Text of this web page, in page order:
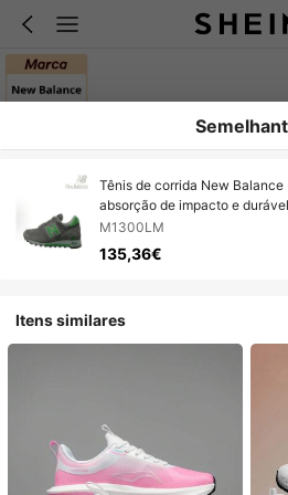
Tênis de corrida New
absorção de impacto e
verde.
M1300LM
135,36€
Itens similares